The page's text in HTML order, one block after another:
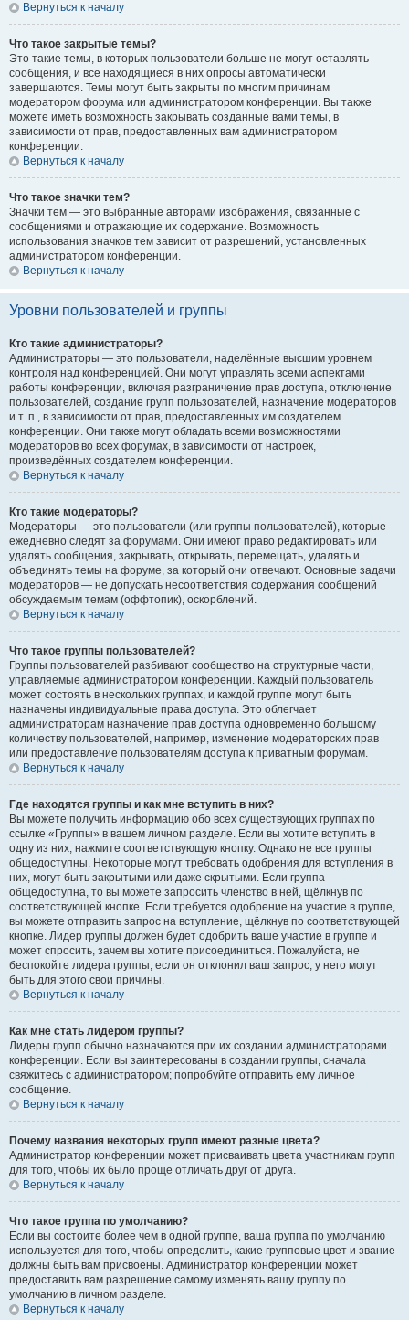
Вернуться к началу
Что такое закрытые темы?
Это такие темы, в которых пользователи больше не могут оставлять
сообщения, и все находящиеся в них опросы автоматически
завершаются. Темы могут быть закрыты по многим причинам
модератором форума или администратором конференции. Вы также
можете иметь возможность закрывать созданные вами темы, в
зависимости от прав, предоставленных вам администратором
конференции.
Вернуться к началу
Что такое значки тем?
Значки тем — это выбранные авторами изображения, связанные с
сообщениями и отражающие их содержание. Возможность
использования значков тем зависит от разрешений, установленных
администратором конференции.
Вернуться к началу
Уровни пользователей и группы
Кто такие администраторы?
Администраторы — это пользователи, наделённые высшим уровнем
контроля над конференцией. Они могут управлять всеми аспектами
работы конференции, включая разграничение прав доступа, отключение
пользователей, создание групп пользователей, назначение модераторов
и т. п., в зависимости от прав, предоставленных им создателем
конференции. Они также могут обладать всеми возможностями
модераторов во всех форумах, в зависимости от настроек,
произведённых создателем конференции.
Вернуться к началу
Кто такие модераторы?
Модераторы — это пользователи (или группы пользователей), которые
ежедневно следят за форумами. Они имеют право редактировать или
удалять сообщения, закрывать, открывать, перемещать, удалять и
объединять темы на форуме, за который они отвечают. Основные задачи
модераторов — не допускать несоответствия содержания сообщений
обсуждаемым темам (оффтопик), оскорблений.
Вернуться к началу
Что такое группы пользователей?
Группы пользователей разбивают сообщество на структурные части,
управляемые администратором конференции. Каждый пользователь
может состоять в нескольких группах, и каждой группе могут быть
назначены индивидуальные права доступа. Это облегчает
администраторам назначение прав доступа одновременно большому
количеству пользователей, например, изменение модераторских прав
или предоставление пользователям доступа к приватным форумам.
Вернуться к началу
Где находятся группы и как мне вступить в них?
Вы можете получить информацию обо всех существующих группах по
ссылке «Группы» в вашем личном разделе. Если вы хотите вступить в
одну из них, нажмите соответствующую кнопку. Однако не все группы
общедоступны. Некоторые могут требовать одобрения для вступления в
них, могут быть закрытыми или даже скрытыми. Если группа
общедоступна, то вы можете запросить членство в ней, щёлкнув по
соответствующей кнопке. Если требуется одобрение на участие в группе,
вы можете отправить запрос на вступление, щёлкнув по соответствующей
кнопке. Лидер группы должен будет одобрить ваше участие в группе и
может спросить, зачем вы хотите присоединиться. Пожалуйста, не
беспокойте лидера группы, если он отклонил ваш запрос; у него могут
быть для этого свои причины.
Вернуться к началу
Как мне стать лидером группы?
Лидеры групп обычно назначаются при их создании администраторами
конференции. Если вы заинтересованы в создании группы, сначала
свяжитесь с администратором; попробуйте отправить ему личное
сообщение.
Вернуться к началу
Почему названия некоторых групп имеют разные цвета?
Администратор конференции может присваивать цвета участникам групп
для того, чтобы их было проще отличать друг от друга.
Вернуться к началу
Что такое группа по умолчанию?
Если вы состоите более чем в одной группе, ваша группа по умолчанию
используется для того, чтобы определить, какие групповые цвет и звание
должны быть вам присвоены. Администратор конференции может
предоставить вам разрешение самому изменять вашу группу по
умолчанию в личном разделе.
Вернуться к началу